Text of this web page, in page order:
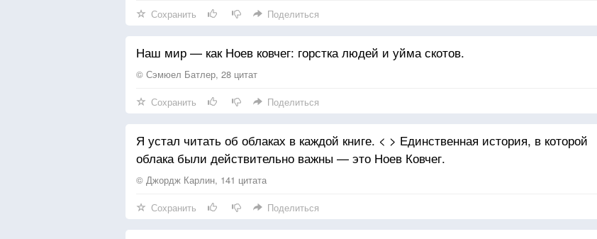
Сохранить Поделиться
Наш мир — как Ноев ковчег: горстка людей и уйма скотов.
© Сэмюел Батлер, 28 цитат
Сохранить Поделиться
Я устал читать об облаках в каждой книге. < > Единственная история, в которой
облака были действительно важны — это Ноев Ковчег.
© Джордж Карлин, 141 цитата
Сохранить Поделиться